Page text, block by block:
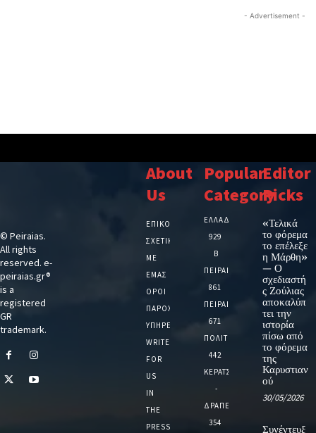
- Advertisement -
© Peiraias.
All rights
reserved. e-
peiraias.gr®
is a
registered
GR
trademark.
About
Us
ΕΠΙΚΟΙΝΩΝΙΑ
ΣΧΕΤΙΚΆ
ΜΕ
ΕΜΆΣ
ΌΡΟΙ
ΠΑΡΟΧΉΣ
ΥΠΗΡΕΣΙΏΝ
WRITE
FOR
US
IN
THE
PRESS
Popular
Category
ΕΛΛΑΔΑ
929
Β
ΠΕΙΡΑΙΑ
861
ΠΕΙΡΑΙΑΣ
671
ΠΟΛΙΤΙΚΗ
442
ΚΕΡΑΤΣΙΝΙ
-
ΔΡΑΠΕΤΣΩΝΑ
354
Editor
Picks
«Τελικά
το φόρεμα
το επέλεξε
η Μάρθη»
— Ο
σχεδιαστή
ς Ζούλιας
αποκαλύπ
τει την
ιστορία
πίσω από
το φόρεμα
της
Καρυστιαν
ού
30/05/2026
Συνέντευξ